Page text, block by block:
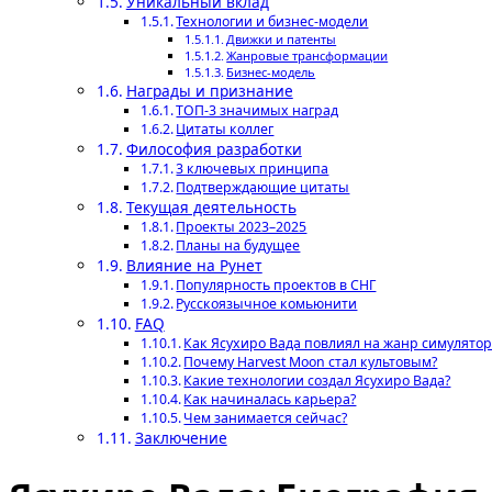
Технологии и бизнес-модели
Движки и патенты
Жанровые трансформации
Бизнес-модель
Награды и признание
ТОП-3 значимых наград
Цитаты коллег
Философия разработки
3 ключевых принципа
Подтверждающие цитаты
Текущая деятельность
Проекты 2023–2025
Планы на будущее
Влияние на Рунет
Популярность проектов в СНГ
Русскоязычное комьюнити
FAQ
Как Ясухиро Вада повлиял на жанр
Почему Harvest Moon стал культовым?
Какие технологии создал Ясухиро Вада?
Как начиналась карьера?
Чем занимается сейчас?
Заключение